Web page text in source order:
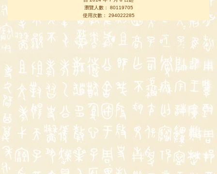
瀏覽人數： 80119705
使用次數： 294022285